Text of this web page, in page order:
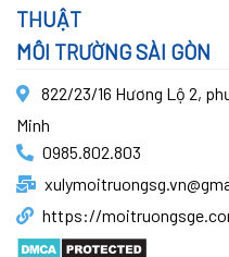
THUẬT
MÔI TRƯỜNG SÀI GÒN
822/23/16 Hương Lộ 2,
Minh
0985.802.803
https://